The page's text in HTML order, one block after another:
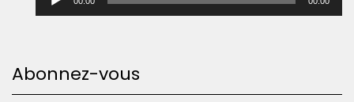
u
Abonnez-vous